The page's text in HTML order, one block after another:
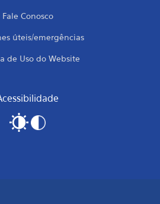
Fale Conosco
úteis/emergências
de Uso do Website